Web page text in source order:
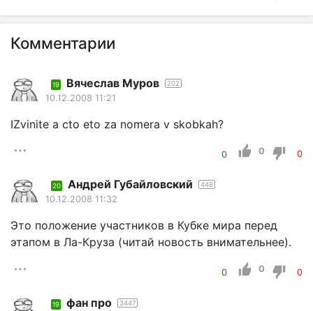
Комментарии
19 Вячеслав Муров 202
10.12.2008 11:21
IZvinite a cto eto za nomera v skobkah?
0 0 0
20 Андрей Губайловский 448
10.12.2008 11:32
Это положение участников в Кубке мира перед
этапом в Ла-Круза (читай новость внимательнее).
0 0 0
19 фан про 3447